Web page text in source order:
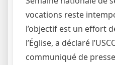
vocations reste
l’objectif est un effort
l’Église, a déclaré
communiqué de